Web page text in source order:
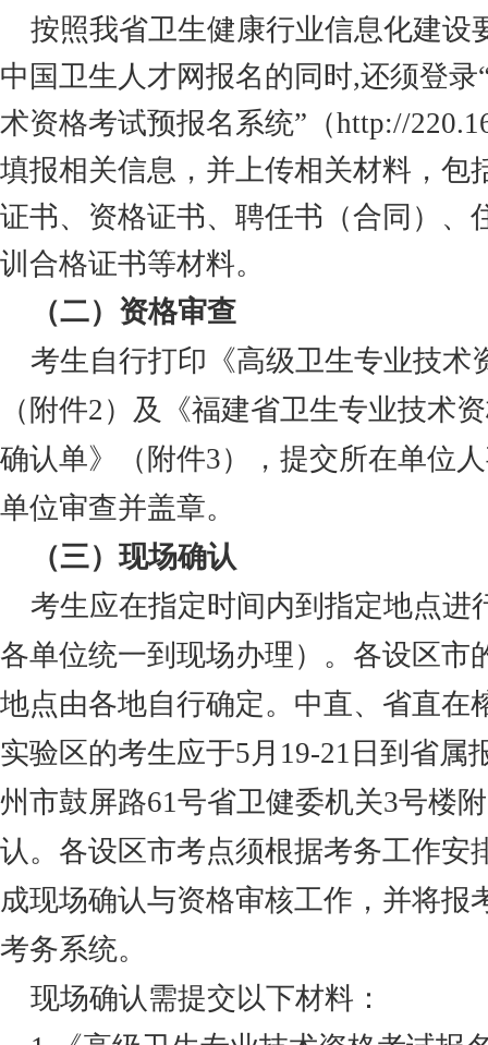
按照我省卫生健康行业信息化建设
中国卫生人才网报名的同时,还须登录
术资格考试预报名系统”（http://
填报相关信息，并上传相关材料，包
证书、资格证书、聘任书（合同）、
训合格证书等材料。
（二）资格审查
考生自行打印《高级卫生专业技术
（附件2）及《福建省卫生专业技术
确认单》（附件3），提交所在单位
单位审查并盖章。
（三）现场确认
考生应在指定时间内到指定地点进
各单位统一到现场办理）。各设区市
地点由各地自行确定。中直、省直在
实验区的考生应于5月19-21日 到省属
州市鼓屏路61号省卫健委机关3号楼
认。各设区市考点须根据考务工作安
成现场确认与资格审核工作，并将报
考务系统。
现场确认需提交以下材料：